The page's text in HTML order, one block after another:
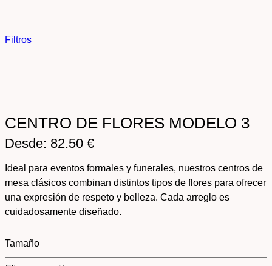
CENTRO DE FLORES MODELO 3
Desde: 82.50 €
Ideal para eventos formales y funerales, nuestros centros de
mesa clásicos combinan distintos tipos de flores para ofrecer
una expresión de respeto y belleza. Cada arreglo es
cuidadosamente diseñado.
Tamaño
Filtros